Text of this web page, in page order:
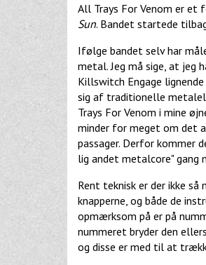
All Trays For Venom er et
Sun. Bandet startede
Ifølge bandet selv har
metal. Jeg må sige, at jeg
Killswitch Engage
sig af traditionelle
Trays For Venom i mine
minder for meget om det
passager. Derfor kommer
lig andet metalcore" gang
Rent teknisk er der ikke
knapperne, og både de
opmærksom på er på
nummeret bryder den
og disse er med til at